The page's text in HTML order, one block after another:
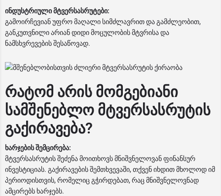
ინდუსტრიული მტვერსასრუტები:
გამოირჩევიან უფრო მაღალი სიმძლავრით და გამძლეობით,
განკუთვნილი არიან დიდი მოცულობის მტვრისა და
ნამსხვრევების შესაწოვად.
რატომ არის მომგებიანი
სამშენებლო მტვერსასრუტის
გაქირავება?
ხარჯების შემცირება:
მტვერსასრუტის შეძენა მოითხოვს მნიშვნელოვან ფინანსურ
ინვესტიციას. გაქირავების შემთხვევაში, თქვენ იხდით მხოლოდ იმ
პერიოდისთვის, რომელიც გჭირდებათ, რაც მნიშვნელოვნად
ამცირებს ხარჯებს.